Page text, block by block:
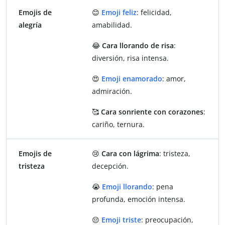
Emojis de
alegría
😊 Emoji feliz: felicidad,
amabilidad.
😂 Cara llorando de risa:
diversión, risa intensa.
😍 Emoji enamorado: amor,
admiración.
🥰 Cara sonriente con corazones:
cariño, ternura.
Emojis de
tristeza
😢 Cara con lágrima: tristeza,
decepción.
😭 Emoji llorando: pena
profunda, emoción intensa.
😔 Emoji triste: preocupación,